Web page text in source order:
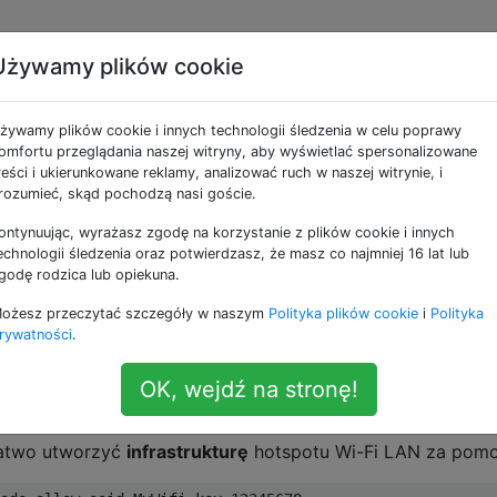
sieci Wi-Fi z
z Internetem?
(1 odpowiedź)
, nie ad-hoc) na komputerze Mac bez
utworzyć infrastrukturę hotspotu Wi-Fi LAN za
plików cookie
plików cookie i innych technologii śledzenia w celu poprawy
przeglądania naszej witryny, aby wyświetlać spersonalizowane
i ukierunkowane reklamy, analizować ruch w naszej witrynie, i
skąd pochodzą nasi goście.
wyrażasz zgodę na korzystanie z plików cookie i innych
śledzenia oraz potwierdzasz, że masz co najmniej 16 lat lub
rodzica lub opiekuna.
przeczytać szczegóły w naszym Polityka plików cookie i Polityka
.
OK, wejdź na stronę!